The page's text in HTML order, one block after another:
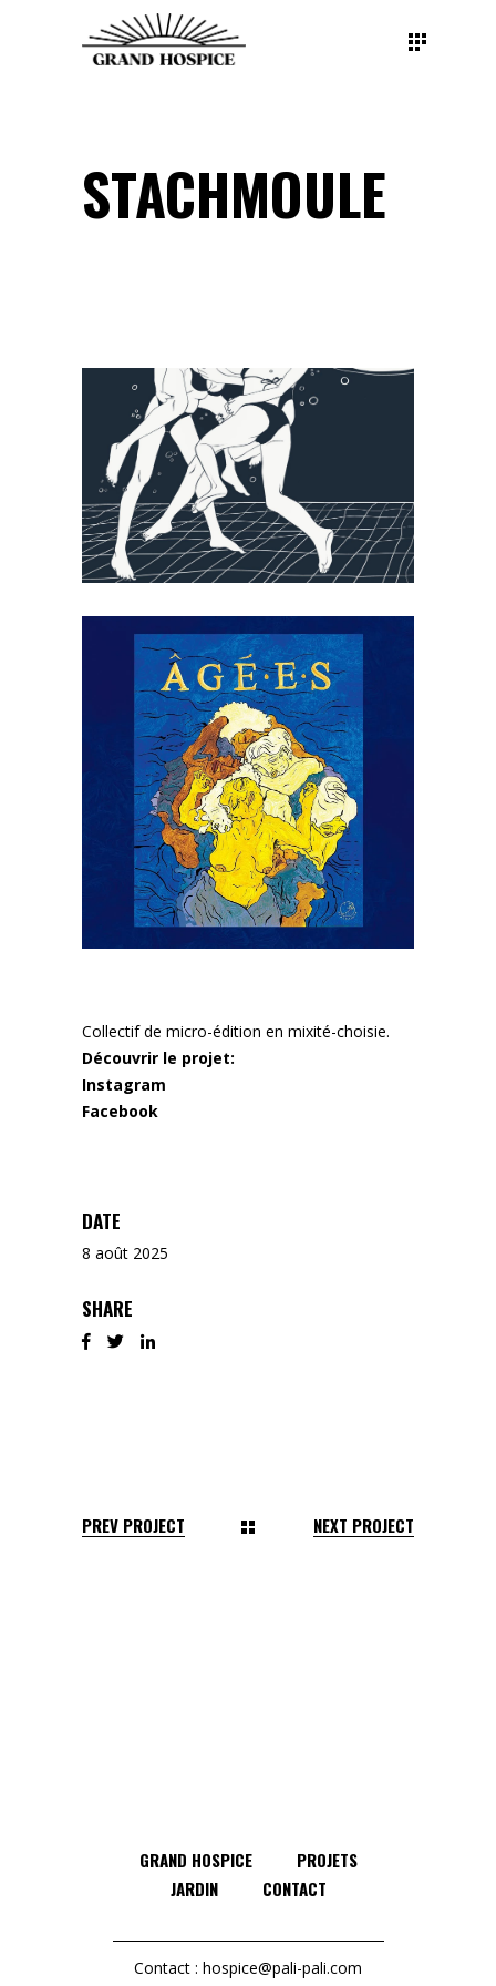
STACHMOULE
Collectif de micro-édition en mixité-choisie.
Découvrir le projet:
Instagram
Facebook
DATE
8 août 2025
SHARE
PREV PROJECT NEXT PROJECT
GRAND HOSPICE
PROJETS
JARDIN
CONTACT
Contact : hospice@pali-pali.com